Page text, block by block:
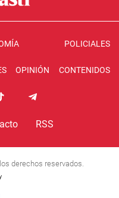
POLICIALES
OPINIÓN CONTENIDOS
RSS
derechos reservados.